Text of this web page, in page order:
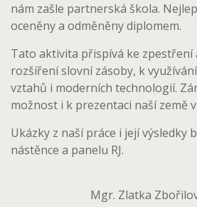
nám zašle partnerská škola.
oceněny a odměněny diplomem.
Tato aktivita přispívá ke zpestření
rozšíření slovní zásoby, k
vztahů i moderních technologií.
možnost i k prezentaci naší země
Ukázky z naší práce i její výsledky
nástěnce a panelu RJ.
Mgr. Zlatka